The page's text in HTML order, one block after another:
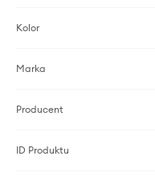
Kolor
Marka
Producent
ID Produktu